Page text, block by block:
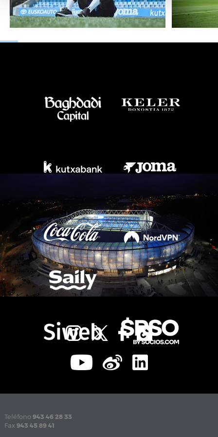
Teléfono 943 46 28 33
Fax 943 45 89 41